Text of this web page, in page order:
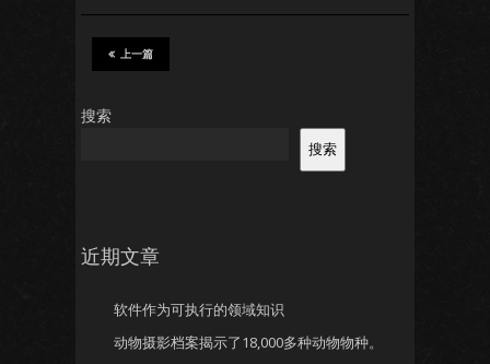
上一篇
搜索
搜索
近期文章
软件作为可执行的领域知识
动物摄影档案揭示了18,000多种动物物种。